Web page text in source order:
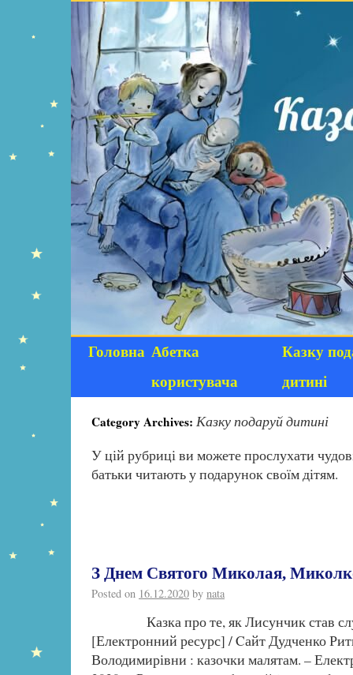
Головна Абетка
користувача
Казку
дитині
Category Archives: Казку подаруй дитині
У цій рубриці ви можете прослухати
батьки читають у подарунок своїм дітям.
З Днем Святого Миколая,
Posted on 16.12.2020 by nata
Казка про те, як Лисунчик став
[Електронний ресурс] / Cайт Дудченко
Володимирівни : казочки малятам. –